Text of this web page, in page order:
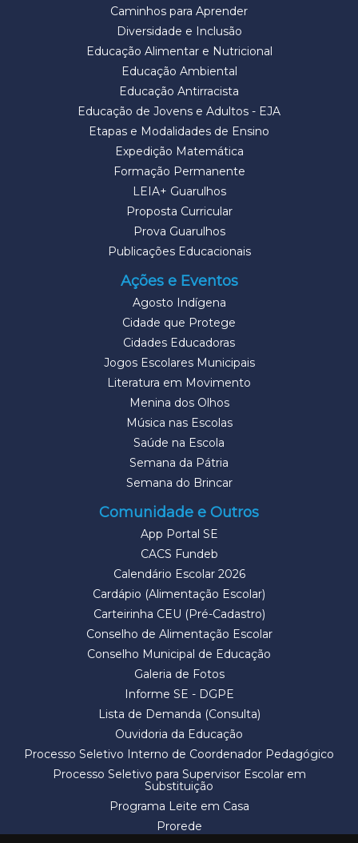
Caminhos para Aprender
Diversidade e Inclusão
Educação Alimentar e Nutricional
Educação Ambiental
Educação Antirracista
Educação de Jovens e Adultos - EJA
Etapas e Modalidades de Ensino
Expedição Matemática
Formação Permanente
LEIA+ Guarulhos
Proposta Curricular
Prova Guarulhos
Publicações Educacionais
Ações e Eventos
Agosto Indígena
Cidade que Protege
Cidades Educadoras
Jogos Escolares Municipais
Literatura em Movimento
Menina dos Olhos
Música nas Escolas
Saúde na Escola
Semana da Pátria
Semana do Brincar
Comunidade e Outros
App Portal SE
CACS Fundeb
Calendário Escolar 2026
Cardápio (Alimentação Escolar)
Carteirinha CEU (Pré-Cadastro)
Conselho de Alimentação Escolar
Conselho Municipal de Educação
Galeria de Fotos
Informe SE - DGPE
Lista de Demanda (Consulta)
Ouvidoria da Educação
Processo Seletivo Interno de Coordenador Pedagógico
Processo Seletivo para Supervisor Escolar em
Substituição
Programa Leite em Casa
Prorede